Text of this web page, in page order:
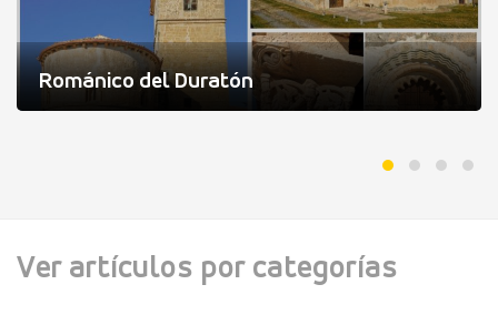
Románico del Duratón
Ver artículos por categorías